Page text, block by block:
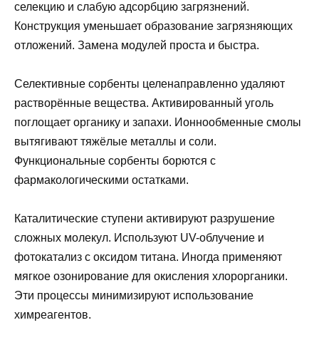
селекцию и слабую адсорбцию загрязнений.
Конструкция уменьшает образование загрязняющих
отложений. Замена модулей проста и быстра.
Селективные сорбенты целенаправленно удаляют
растворённые вещества. Активированный уголь
поглощает органику и запахи. Ионнообменные смолы
вытягивают тяжёлые металлы и соли.
Функциональные сорбенты борются с
фармакологическими остатками.
Каталитические ступени активируют разрушение
сложных молекул. Используют UV-облучение и
фотокатализ с оксидом титана. Иногда применяют
мягкое озонирование для окисления хлорорганики.
Эти процессы минимизируют использование
химреагентов.